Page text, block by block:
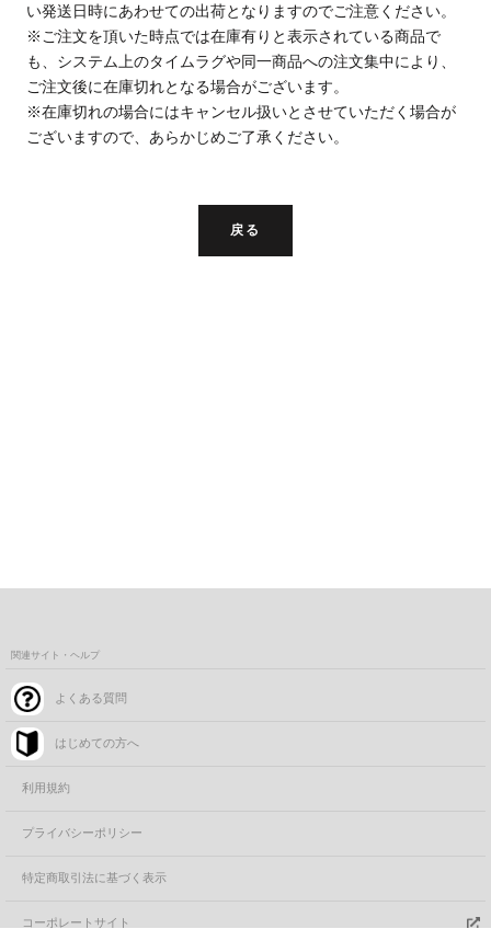
い発送日時にあわせての出荷となりますのでご注意ください。
※ご注文を頂いた時点では在庫有りと表示されている商品で
も、システム上のタイムラグや同一商品への注文集中により、
ご注文後に在庫切れとなる場合がございます。
※在庫切れの場合にはキャンセル扱いとさせていただく場合が
ございますので、あらかじめご了承ください。
戻る
関連サイト・ヘルプ
よくある質問
はじめての方へ
利用規約
プライバシーポリシー
特定商取引法に基づく表示
コーポレートサイト